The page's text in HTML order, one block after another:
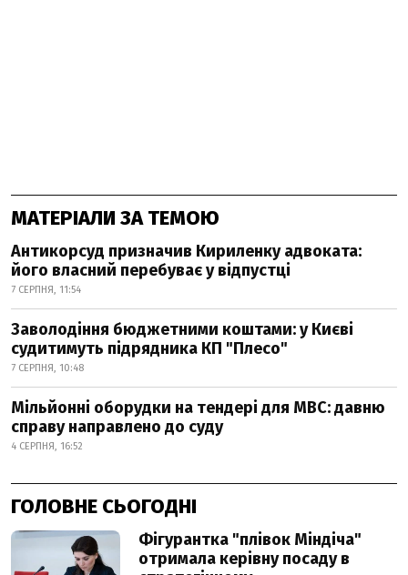
МАТЕРІАЛИ ЗА ТЕМОЮ
Антикорсуд призначив Кириленку адвоката:
його власний перебуває у відпустці
7 СЕРПНЯ, 11:54
Заволодіння бюджетними коштами: у Києві
судитимуть підрядника КП "Плесо"
7 СЕРПНЯ, 10:48
Мільйонні оборудки на тендері для МВС: давню
справу направлено до суду
4 СЕРПНЯ, 16:52
ГОЛОВНЕ СЬОГОДНІ
Фігурантка "плівок Міндіча"
отримала керівну посаду в